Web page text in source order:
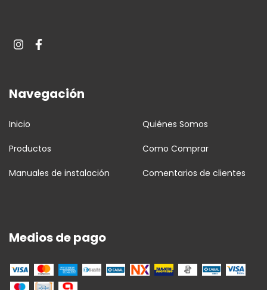
Navegación
Inicio Quiénes Somos
Productos Como Comprar
Manuales de instalación Comentarios de clientes
Medios de pago